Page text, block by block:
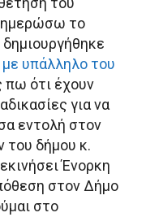
το
με υπάλληλο του
πω ότι έχουν
για να
εντολή στον
του δήμου κ.
Ένορκη
στον Δήμο
στο